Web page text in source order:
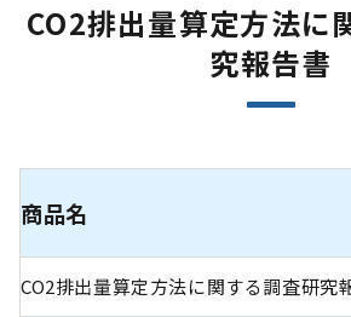
CO2排出量算定方法に
究報告書
商品名
CO2排出量算定方法に関する調査研究